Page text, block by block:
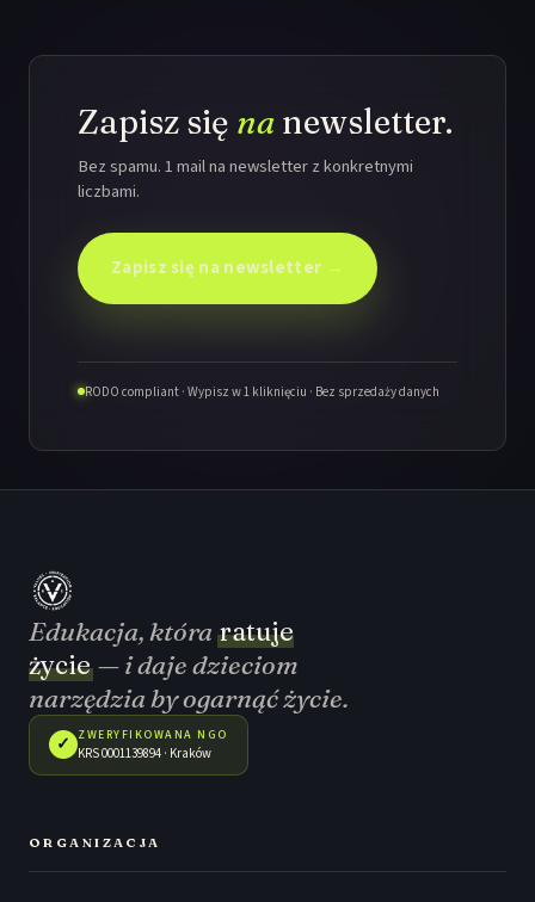
Zapisz się na newsletter.
Bez spamu. 1 mail na newsletter z konkretnymi
liczbami.
Zapisz się na newsletter →
RODO compliant · Wypisz w 1 kliknięciu · Bez sprzedaży danych
Edukacja, która ratuje
życie — i daje dzieciom
narzędzia by ogarnąć życie.
✓ ZWERYFIKOWANA NGO
KRS 0001139894 · Kraków
ORGANIZACJA